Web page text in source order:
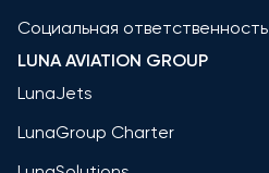
Социальная ответственность
LUNA AVIATION GROUP
LunaJets
LunaGroup Charter